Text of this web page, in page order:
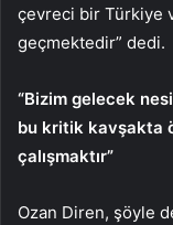
çevreci bir Türkiye
geçmektedir” dedi.
“Bizim gelecek
bu kritik kavşakta
çalışmaktır”
Ozan Diren, şöyle